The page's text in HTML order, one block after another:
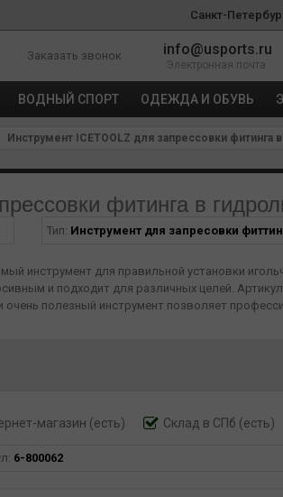
Санкт-
Заказать звонок info@usports.ru
Электронная почта
ВОДНЫЙ СПОРТ ОДЕЖДА И ОБУВЬ
Инструмент ICETOOLZ для запрессовки
фитинга в
Тип: Инструмент для запресовки
инструмент для правильной установки
и подходит для различных целей.
полезный инструмент позволяет
не повреждая детали, поскольку
магазин (есть) Склад в СПб (есть)
6-800062